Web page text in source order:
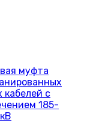
муфта
с
185-